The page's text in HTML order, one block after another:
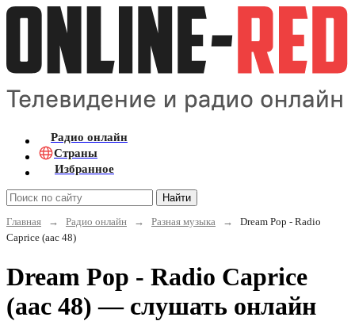
Радио онлайн
Страны
Избранное
Найти
Главная
→ Радио онлайн → Разная музыка →
Dream Pop - Radio
Caprice (aac 48)
Dream Pop - Radio Caprice
(aac 48) — слушать онлайн